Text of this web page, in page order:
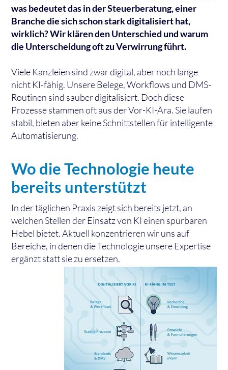
was bedeutet das in der Steuerberatung, einer
Branche die sich schon stark digitalisiert hat,
wirklich? Wir klären den Unterschied und warum
die Unterscheidung oft zu Verwirrung führt.
Viele Kanzleien sind zwar digital, aber noch lange
nicht KI-fähig. Unsere Belege, Workflows und DMS-
Routinen sind sauber digitalisiert. Doch diese
Prozesse stammen oft aus der Vor-KI-Ära. Sie laufen
stabil, bieten aber keine Schnittstellen für intelligente
Automatisierung.
Wo die Technologie heute
bereits unterstützt
In der täglichen Praxis zeigt sich bereits jetzt, an
welchen Stellen der Einsatz von KI einen spürbaren
Hebel bietet. Aktuell konzentrieren wir uns auf
Bereiche, in denen die Technologie unsere Expertise
ergänzt statt sie zu ersetzen.